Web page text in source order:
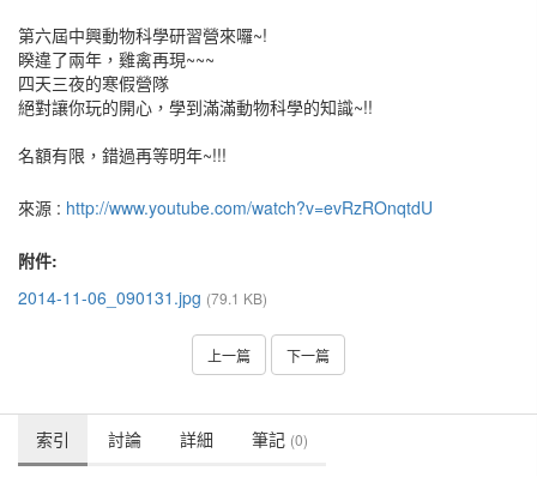
第六屆中興動物科學研習營來囉~!
睽違了兩年，雞禽再現~~~
四天三夜的寒假營隊
絕對讓你玩的開心，學到滿滿動物科學的知識~!!
名額有限，錯過再等明年~!!!
來源 : http://www.youtube.com/watch?v=evRzROnqtdU
附件:
2014-11-06_090131.jpg (79.1 KB)
上一篇 下一篇
索引 討論 詳細 筆記 (0)